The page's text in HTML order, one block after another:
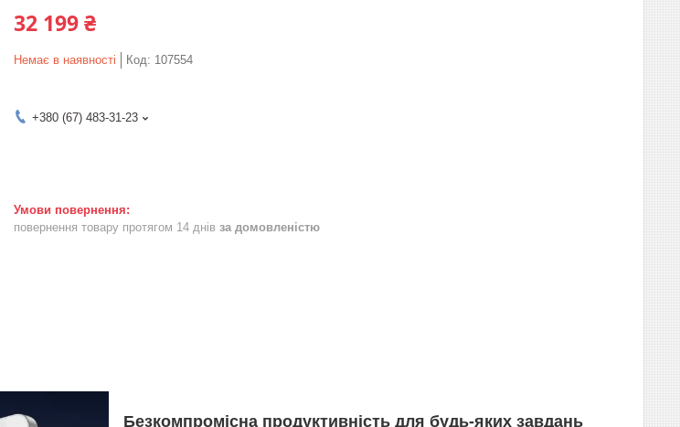
32 199 ₴
Немає в наявності Код: 107554
+380 (67) 483-31-23
повернення товару протягом 14 днів за домовленістю
Безкомпромісна продуктивність для будь-яких завдань